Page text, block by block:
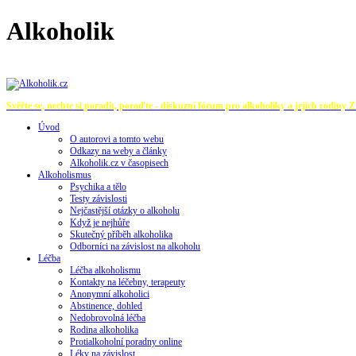
Alkoholik
Svěřte se, nechte si poradit, poraďte - diskuzní fórum pro alkoholiky a jejich rodiny
Úvod
O autorovi a tomto webu
Odkazy na weby a články
Alkoholik.cz v časopisech
Alkoholismus
Psychika a tělo
Testy závislosti
Nejčastější otázky o alkoholu
Když je nejhůře
Skutečný příběh alkoholika
Odborníci na závislost na alkoholu
Léčba
Léčba alkoholismu
Kontakty na léčebny, terapeuty
Anonymní alkoholici
Abstinence, dohled
Nedobrovolná léčba
Rodina alkoholika
Protialkoholní poradny online
Léky na závislost